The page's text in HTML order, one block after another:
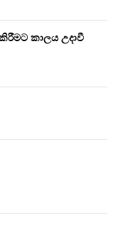
කාලය උදාවී